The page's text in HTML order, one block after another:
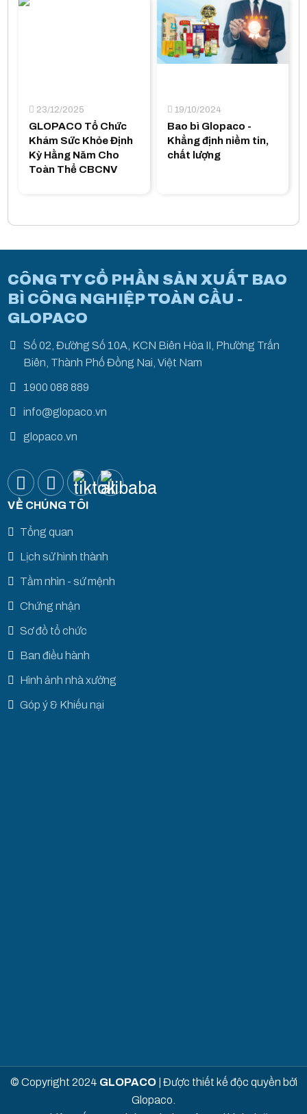
23/12/2025
GLOPACO Tổ Chức
Khám Sức Khỏe Định
Kỳ Hằng Năm Cho
Toàn Thể CBCNV
19/10/2024
Bao bì Glopaco -
Khẳng định niềm tin,
chất lượng
CÔNG TY CỔ PHẦN SẢN XUẤT BAO
BÌ CÔNG NGHIỆP TOÀN CẦU -
GLOPACO
Số 02, Đường Số 10A, KCN Biên Hòa II, Phường Trấn
Biên, Thành Phố Đồng Nai, Việt Nam
1900 088 889
info@glopaco.vn
glopaco.vn
VỀ CHÚNG TÔI
Tổng quan
Lịch sử hình thành
Tầm nhìn - sứ mệnh
Chứng nhận
Sơ đồ tổ chức
Ban điều hành
Hình ảnh nhà xưởng
Góp ý & Khiếu nại
© Copyright 2024 GLOPACO| Được thiết kế độc quyền bởi
Glopaco.